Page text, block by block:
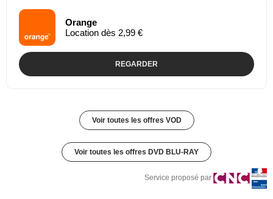
Orange
Location dès 2,99 €
REGARDER
Voir toutes les offres VOD
Voir toutes les offres DVD BLU-RAY
Service proposé par